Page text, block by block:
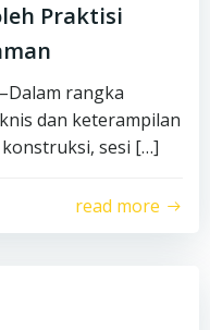
Praktisi
rangka
dan keterampilan
sesi […]
read more